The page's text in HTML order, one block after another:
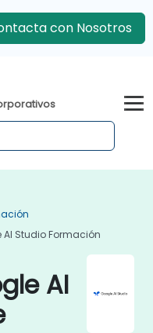
con Nosotros
AI Studio Formación
AI